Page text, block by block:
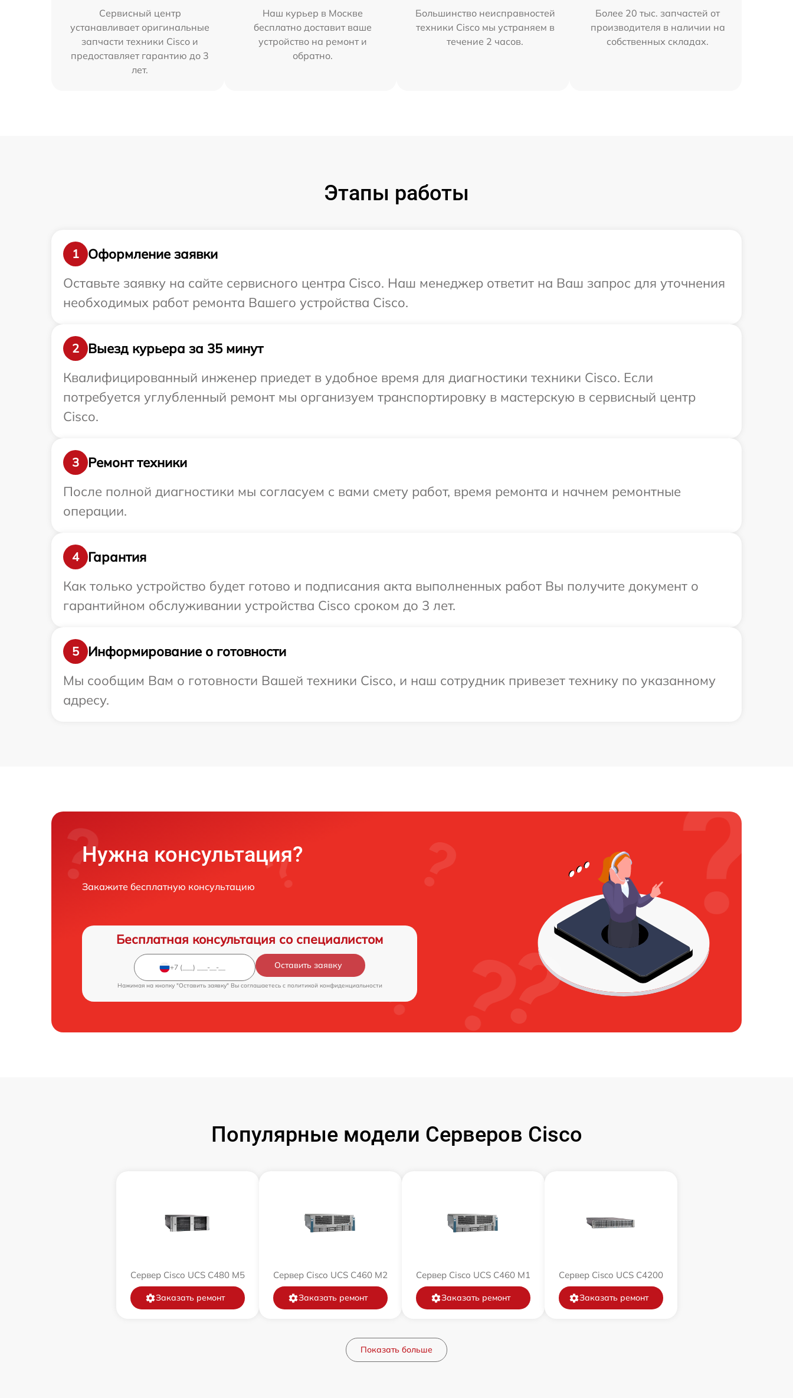
Сервисный центр
устанавливает оригинальные
запчасти техники Cisco и
предоставляет гарантию до 3
лет.
Наш курьер в Москве
бесплатно доставит ваше
устройство на ремонт и
обратно.
Большинство неисправностей
техники Cisco мы устраняем в
течение 2 часов.
Более 20 тыс. запчастей от
производителя в наличии на
собственных складах.
Этапы работы
1
Оформление заявки
Оставьте заявку на сайте сервисного центра Cisco. Наш менеджер ответит на Ваш запрос для уточнения
необходимых работ ремонта Вашего устройства Cisco.
2
Выезд курьера за 35 минут
Квалифицированный инженер приедет в удобное время для диагностики техники Cisco. Если
потребуется углубленный ремонт мы организуем транспортировку в мастерскую в сервисный центр
Cisco.
3
Ремонт техники
После полной диагностики мы согласуем с вами смету работ, время ремонта и начнем ремонтные
операции.
4
Гарантия
Как только устройство будет готово и подписания акта выполненных работ Вы получите документ о
гарантийном обслуживании устройства Cisco сроком до 3 лет.
5
Информирование о готовности
Мы сообщим Вам о готовности Вашей техники Cisco, и наш сотрудник привезет технику по указанному
адресу.
Нужна консультация?
Закажите бесплатную консультацию
Бесплатная консультация со специалистом
Оставить заявку
Нажимая на кнопку "Оставить заявку" Вы соглашаетесь c политикой конфиденциальности
Популярные модели Серверов Cisco
Сервер Cisco UCS C480 M5
Заказать ремонт
Сервер Cisco UCS C460 M2
Заказать ремонт
Сервер Cisco UCS C460 M1
Заказать ремонт
Сервер Cisco UCS C4200
Заказать ремонт
Показать больше